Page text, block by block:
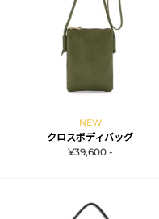
NEW
クロスボディバッグ
¥39,600 -